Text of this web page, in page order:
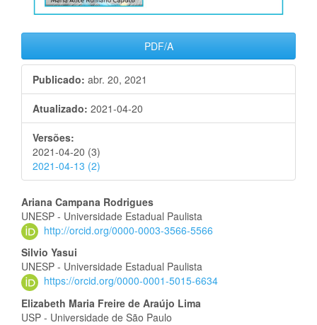
PDF/A
Publicado: abr. 20, 2021
Atualizado: 2021-04-20
Versões:
2021-04-20 (3)
2021-04-13 (2)
Conteúdo
do
artigo
principal
Ariana Campana Rodrigues
UNESP - Universidade Estadual Paulista
http://orcid.org/0000-0003-3566-5566
Silvio Yasui
UNESP - Universidade Estadual Paulista
https://orcid.org/0000-0001-5015-6634
Elizabeth Maria Freire de Araújo Lima
USP - Universidade de São Paulo